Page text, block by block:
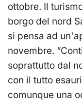
ottobre. Il
borgo del nord
si pensa ad
novembre.
soprattutto dal
con il tutto
comunque una